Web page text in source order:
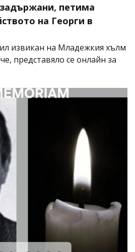
петима
на Георги в
извикан на Младежкия хълм
представяло се онлайн за